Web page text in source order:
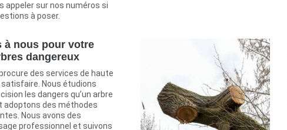
appeler sur nos numéros si
à poser.
à nous pour votre
dangereux
des services de haute
Nous étudions
les dangers qu’un arbre
adoptons des méthodes
Nous avons des
professionnel et suivons